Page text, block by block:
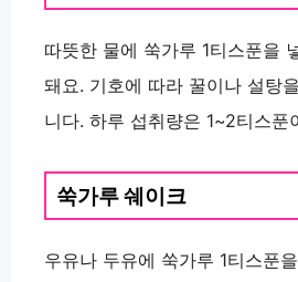
따뜻한 물에 쑥가루 1티스푼을
돼요. 기호에 따라 꿀이나 설탕
니다. 하루 섭취량은 1~2티스푼
쑥가루 쉐이크
우유나 두유에 쑥가루 1티스푼